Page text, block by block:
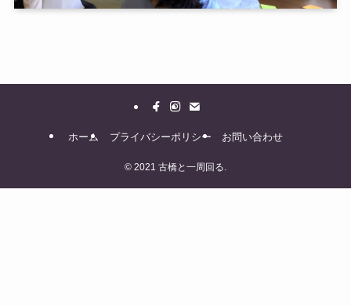
ホーム プライバシーポリシー お問い合わせ
© 2021 古橋と一周回る.